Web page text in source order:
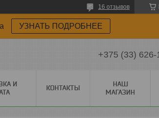
16 отзывов
УЗНАТЬ ПОДРОБНЕЕ
+375 (33) 626-
И
КОНТАКТЫ
НАШ
МАГАЗИН